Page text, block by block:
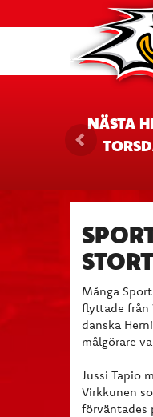
NÄSTA
Många
flyttade från
danska
målgörare
Jussi Tapio
Virkkunen
förväntades